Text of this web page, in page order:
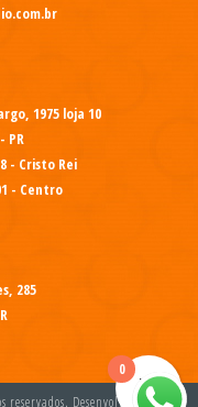
1975 loja 10
PR
- Cristo Rei
- Centro
285
Desenvolvido por
0